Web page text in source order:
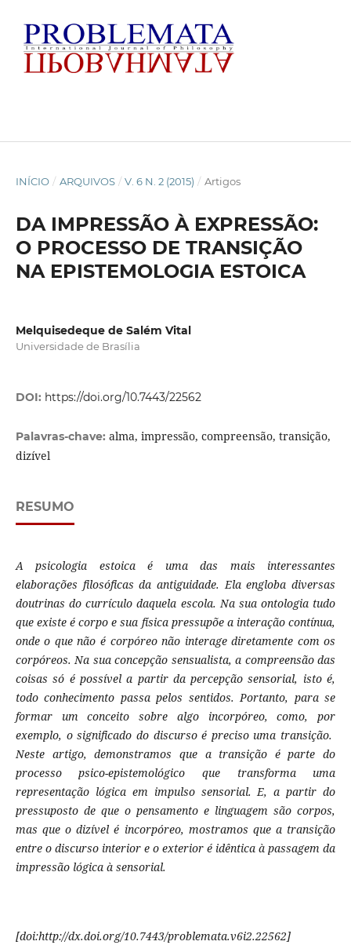
INÍCIO / ARQUIVOS / V. 6 N. 2 (2015) / Artigos
DA IMPRESSÃO À EXPRESSÃO:
O PROCESSO DE TRANSIÇÃO
NA EPISTEMOLOGIA ESTOICA
Melquisedeque de Salém Vital
Universidade de Brasília
DOI: https://doi.org/10.7443/22562
Palavras-chave: alma, impressão, compreensão, transição,
dizível
RESUMO
A psicologia estoica é uma das mais interessantes
elaborações filosóficas da antiguidade. Ela engloba diversas
doutrinas do currículo daquela escola. Na sua ontologia tudo
que existe é corpo e sua física pressupõe a interação contínua,
onde o que não é corpóreo não interage diretamente com os
corpóreos. Na sua concepção sensualista, a compreensão das
coisas só é possível a partir da percepção sensorial, isto é,
todo conhecimento passa pelos sentidos. Portanto, para se
formar um conceito sobre algo incorpóreo, como, por
exemplo, o significado do discurso é preciso uma transição.
Neste artigo, demonstramos que a transição é parte do
processo psico-epistemológico que transforma uma
representação lógica em impulso sensorial. E, a partir do
pressuposto de que o pensamento e linguagem são corpos,
mas que o dizível é incorpóreo, mostramos que a transição
entre o discurso interior e o exterior é idêntica à passagem da
impressão lógica à sensorial.
[doi:http://dx.doi.org/10.7443/problemata.v6i2.22562]